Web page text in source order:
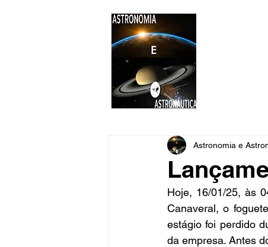
Astronomia e
Hoje, 16/01/25, às
Canaveral, o
estágio foi perdido
da empresa. Antes